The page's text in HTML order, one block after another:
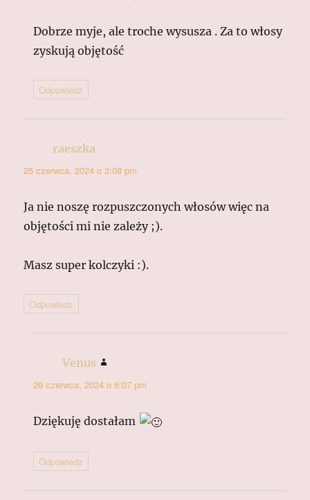
Dobrze myje, ale troche wysusza . Za to włosy
zyskują objętość
Odpowiedz
raeszka
25 czerwca, 2024 o 3:08 pm
Ja nie noszę rozpuszczonych włosów więc na
objętości mi nie zależy ;).
Masz super kolczyki :).
Odpowiedz
Venus
29 czerwca, 2024 o 6:07 pm
Dziękuję dostałam
Odpowiedz